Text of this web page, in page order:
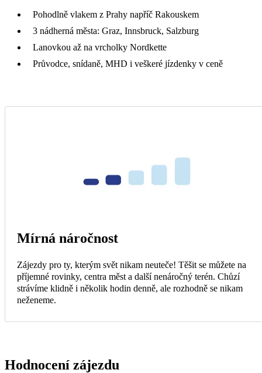
Pohodlně vlakem z Prahy napříč Rakouskem
3 nádherná města: Graz, Innsbruck, Salzburg
Lanovkou až na vrcholky Nordkette
Průvodce, snídaně, MHD i veškeré jízdenky v ceně
Mírná náročnost
Zájezdy pro ty, kterým svět nikam neuteče! Těšit se můžete na
příjemné rovinky, centra měst a další nenáročný terén. Chůzí
strávíme klidně i několik hodin denně, ale rozhodně se nikam
neženeme.
Hodnocení zájezdu